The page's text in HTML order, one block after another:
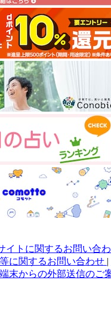
イトに関するお問い合
に関するお問い合わせ |
末からの外部送信のご